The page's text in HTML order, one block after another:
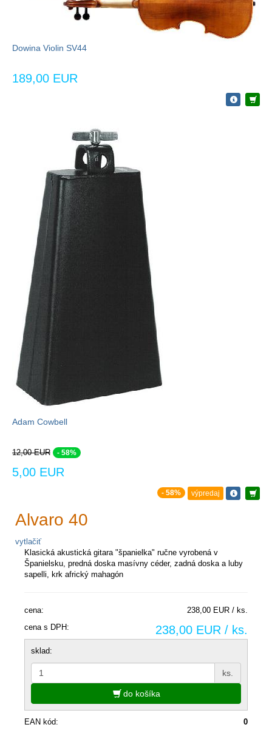
Dowina Violin SV44
189,00 EUR
Adam Cowbell
12,00 EUR - 58%
5,00 EUR
- 58% výpredaj
Alvaro 40
vytlačiť
Klasická akustická gitara "španielka" ručne vyrobená v
Španielsku, predná doska masívny céder, zadná doska a luby
sapelli, krk africký mahagón
cena:
238,00 EUR / ks.
cena s DPH:
238,00 EUR / ks.
sklad:
ks.
do košíka
EAN kód:
0